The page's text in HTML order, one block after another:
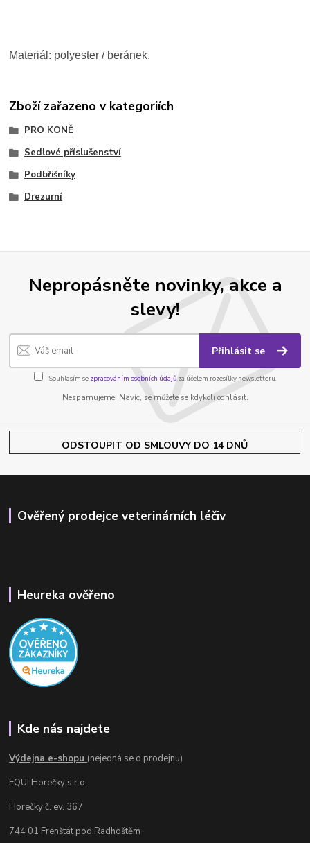
Materiál: polyester / beránek.
Zboží zařazeno v kategoriích
PRO KONĚ
Sedlové příslušenství
Podbřišníky
Drezurní
Nepropásněte novinky, akce a
slevy!
Přihlásit se
Souhlasím se zpracováním osobních údajůza účelem rozesílky newsletteru.
Nespamujeme! Navíc, se můžete se kdykoli odhlásit.
ODSTOUPIT OD SMLOUVY DO 14 DNŮ
Ověřený prodejce veterinárních léčiv
Heureka ověřeno
Kde nás najdete
Výdejna e-shopu (nejedná se o prodejnu)
EQUI Horečky s.r.o.
Horečky č. ev. 367
744 01 Frenštát pod Radhoštěm